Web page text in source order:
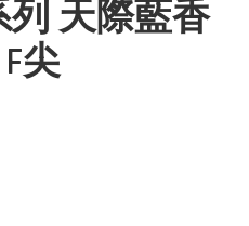
列 天際藍香
尖